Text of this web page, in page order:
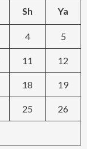
Sh Ya
4 5
11 12
18 19
25 26